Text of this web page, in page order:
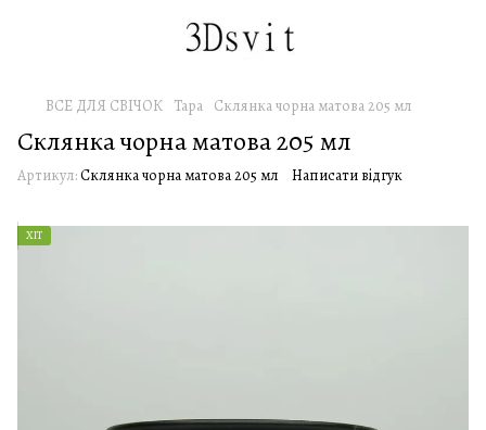
ВСЕ ДЛЯ СВІЧОК Тара Склянка чорна матова 205 мл
Склянка чорна матова 205 мл
Артикул:Склянка чорна матова 205 мл Написати відгук
ХІТ